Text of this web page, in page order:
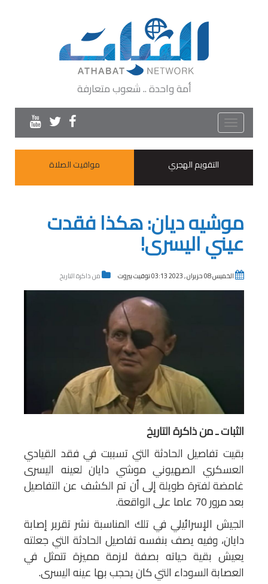
أمة واحدة .. شعوب متعارفة
Toggle
navigation
التقويم الهجري
مواقيت الصلاة
موشيه ديان: هكذا فقدت
عيني اليسرى!
الخميس 08 حزيران , 2023 03:13 توقيت بيروت من ذاكرة التاريخ
الثبات ـ من ذاكرة التاريخ
بقيت تفاصيل الحادثة التي تسببت في فقد القيادي
العسكري الصهيوني موشي دايان لعينه اليسرى
غامضة لفترة طويلة إلى أن تم الكشف عن التفاصيل
بعد مرور 70 عاما على الواقعة.
الجيش الإسرائيلي في تلك المناسبة نشر تقرير إصابة
دايان، وفيه يصف بنفسه تفاصيل الحادثة التي جعلته
يعيش بقية حياته بصفة لازمة مميزة تتمثل في
العصابة السوداء التي كان يحجب بها عينه اليسرى.